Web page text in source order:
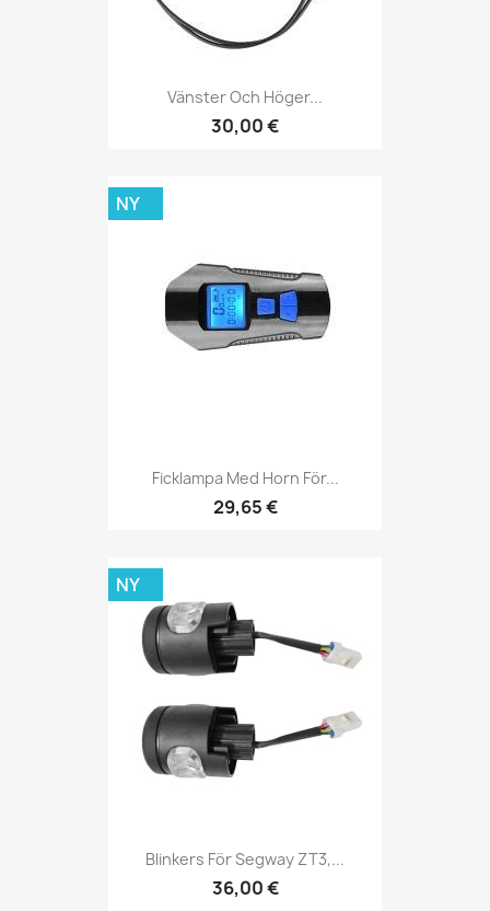
Vänster Och Höger...
30,00 €
Ficklampa Med Horn För...
29,65 €
NY
Blinkers För Segway ZT3,...
36,00 €
NY